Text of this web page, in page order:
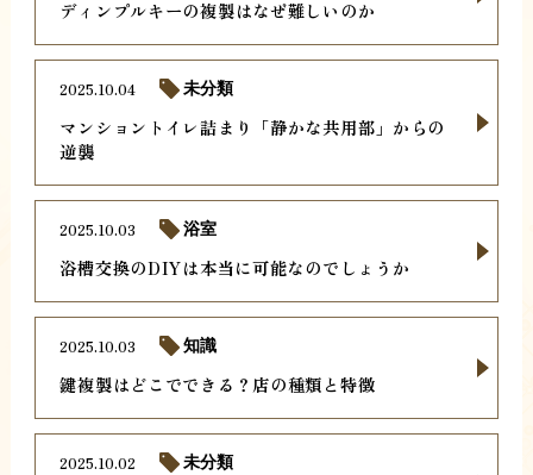
ディンプルキーの複製はなぜ難しいのか
マンショントイレ詰まり「静かな共用部」からの
逆襲
2025.10.04 未分類
浴槽交換のDIYは本当に可能なのでしょうか
2025.10.03 浴室
鍵複製はどこでできる？店の種類と特徴
2025.10.03 知識
2025.10.02 未分類